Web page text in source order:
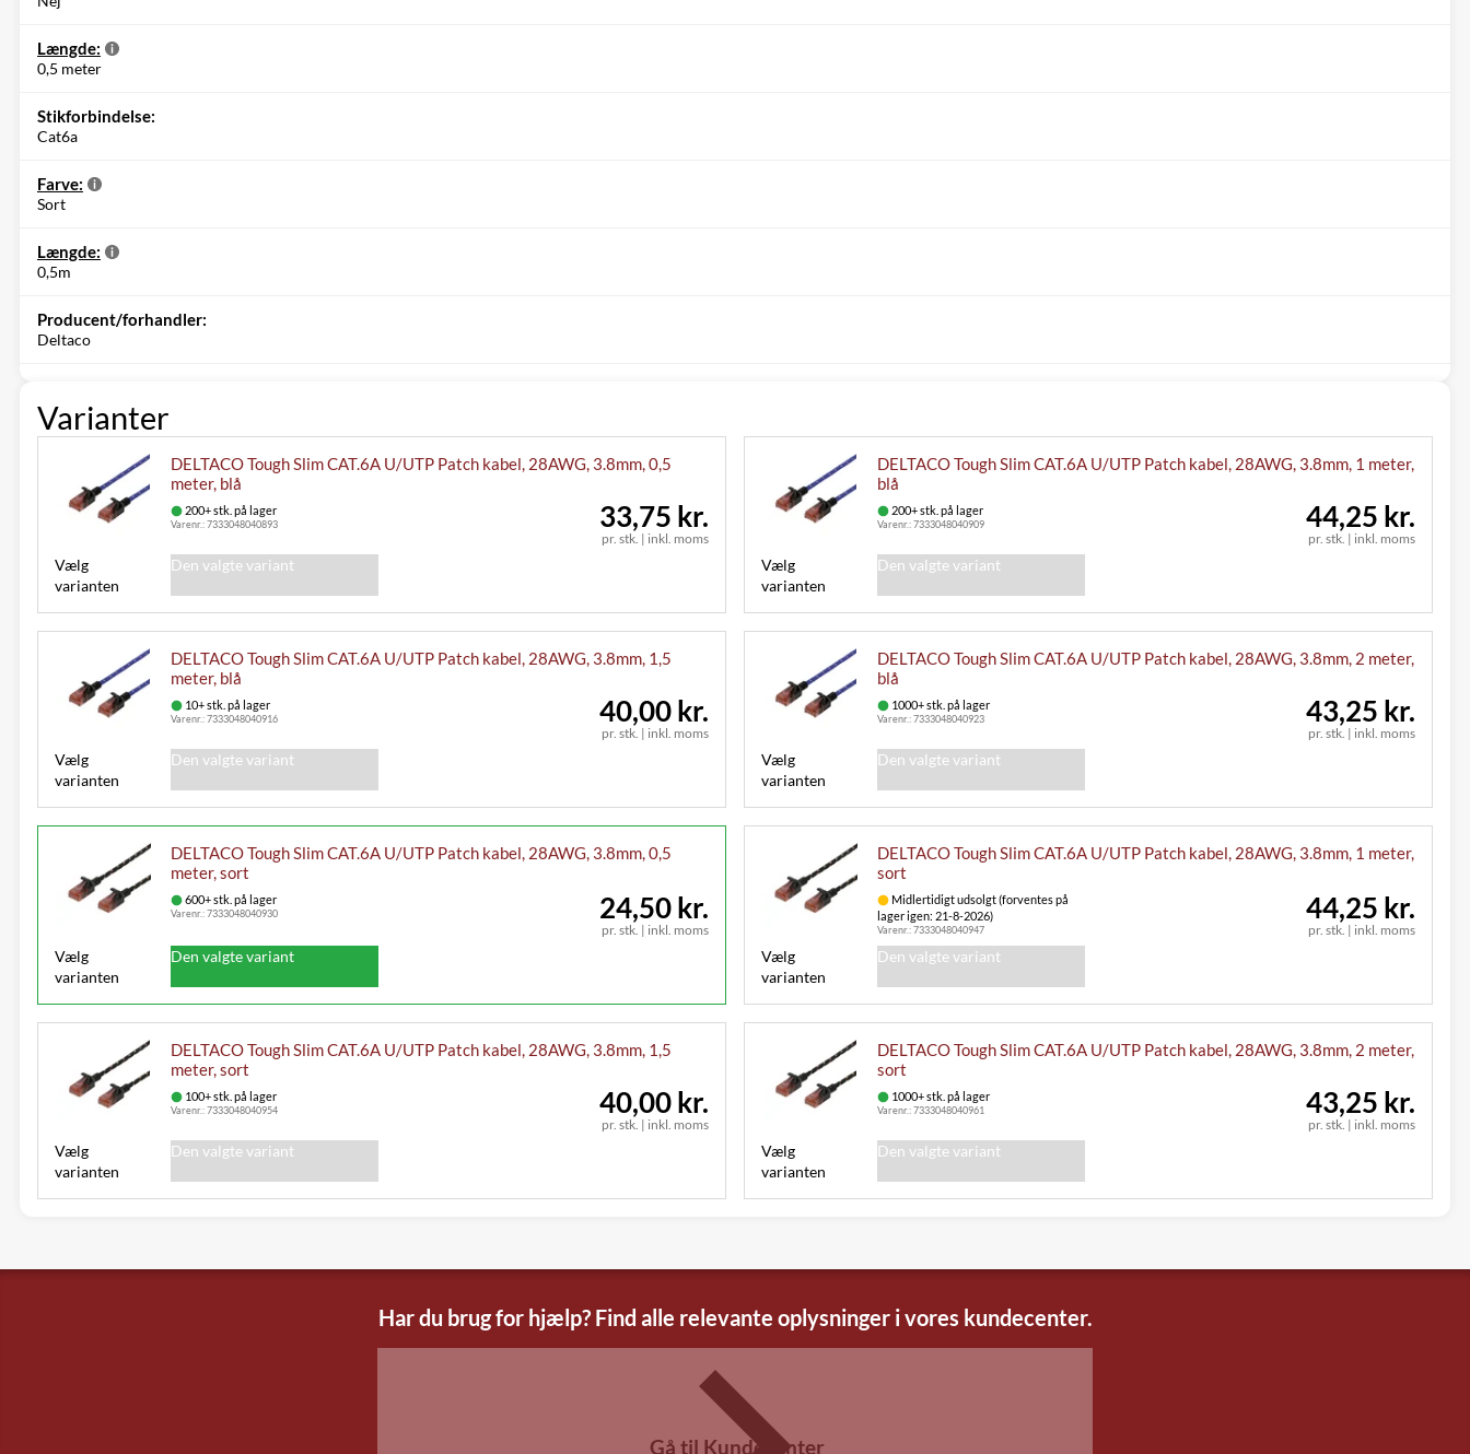
Længde:
0,5 meter
Stikforbindelse:
Cat6a
Farve:
Sort
Længde:
0,5m
Producent/forhandler:
Deltaco
Varianter
DELTACO Tough Slim CAT.6A U/UTP Patch kabel, 28AWG, 3.8mm, 0,5
meter, blå
200+ stk. på lager
Varenr.:7333048040893
pr. stk. | inkl. moms
33,75 kr.
Vælg
varianten
Den valgte variant
DELTACO Tough Slim CAT.6A U/UTP Patch kabel, 28AWG, 3.8mm, 1 meter,
blå
200+ stk. på lager
Varenr.:7333048040909
pr. stk. | inkl. moms
44,25 kr.
Vælg
varianten
Den valgte variant
DELTACO Tough Slim CAT.6A U/UTP Patch kabel, 28AWG, 3.8mm, 1,5
meter, blå
10+ stk. på lager
Varenr.:7333048040916
pr. stk. | inkl. moms
40,00 kr.
Vælg
varianten
Den valgte variant
DELTACO Tough Slim CAT.6A U/UTP Patch kabel, 28AWG, 3.8mm, 2 meter,
blå
1000+ stk. på lager
Varenr.:7333048040923
pr. stk. | inkl. moms
43,25 kr.
Vælg
varianten
Den valgte variant
DELTACO Tough Slim CAT.6A U/UTP Patch kabel, 28AWG, 3.8mm, 0,5
meter, sort
600+ stk. på lager
Varenr.:7333048040930
pr. stk. | inkl. moms
24,50 kr.
Vælg
varianten
Den valgte variant
DELTACO Tough Slim CAT.6A U/UTP Patch kabel, 28AWG, 3.8mm, 1 meter,
sort
Midlertidigt udsolgt (forventes på
lager igen: 21-8-2026)
Varenr.:7333048040947 pr. stk. | inkl. moms
44,25 kr.
Vælg
varianten
Den valgte variant
DELTACO Tough Slim CAT.6A U/UTP Patch kabel, 28AWG, 3.8mm, 1,5
meter, sort
100+ stk. på lager
Varenr.:7333048040954
pr. stk. | inkl. moms
40,00 kr.
Vælg
varianten
Den valgte variant
DELTACO Tough Slim CAT.6A U/UTP Patch kabel, 28AWG, 3.8mm, 2 meter,
sort
1000+ stk. på lager
Varenr.:7333048040961
pr. stk. | inkl. moms
43,25 kr.
Vælg
varianten
Den valgte variant
Har du brug for hjælp? Find alle relevante oplysninger i vores kundecenter.
Gå til Kundecenter